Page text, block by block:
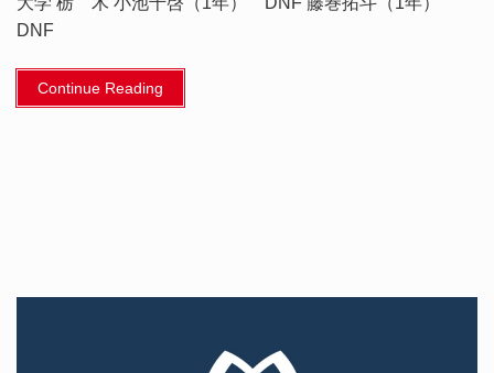
DNF
Continue Reading